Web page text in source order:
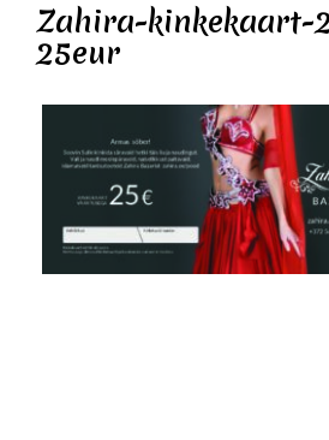
Zahira-kinkekaart-
25eur